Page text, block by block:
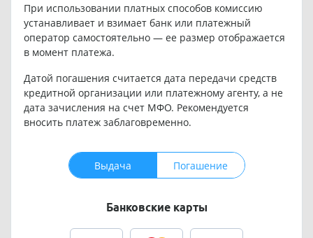
При использовании платных способов комиссию
устанавливает и взимает банк или платежный
оператор самостоятельно — ее размер отображается
в момент платежа.
Датой погашения считается дата передачи средств
кредитной организации или платежному агенту, а не
дата зачисления на счет МФО. Рекомендуется
вносить платеж заблаговременно.
Выдача Погашение
Банковские карты